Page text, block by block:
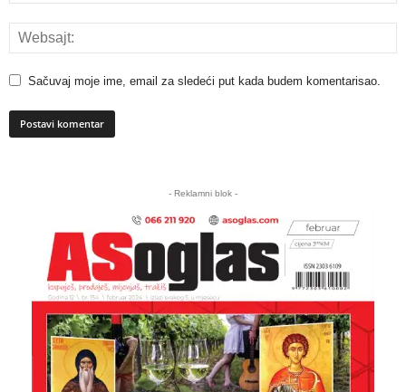
Sačuvaj moje ime, email za sledeći put kada budem komentarisao.
- Reklamni blok -